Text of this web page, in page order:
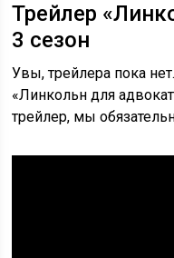
Трейлер
3 сезон
Увы, трейлера пока
«Линкольн для
трейлер, мы